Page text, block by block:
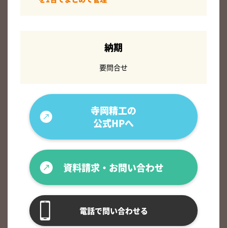
納期
要問合せ
寺岡精工の
公式HPへ
資料請求・お問い合わせ
電話で問い合わせる